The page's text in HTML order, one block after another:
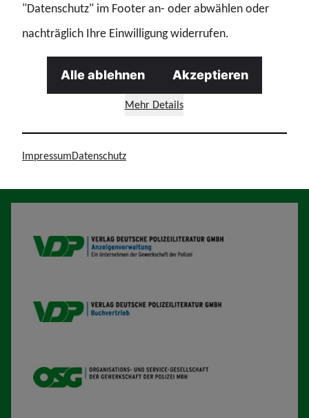
Als Organisator der GdP-Veranstaltungen wie dem
jährlichen Fest der GdP und dem legendären
Weihnachtsmärchen stehen wir den Mitgliedern bei
Fragen und Buchungen sehr gerne zur Verfügung!
VDP AV
VDP B
OSG
"Datenschutz" im Footer an- oder abwählen oder
nachträglich Ihre Einwilligung widerrufen.
Mehr Details
Alle ablehnen Akzeptieren
ImpressumDatenschutz